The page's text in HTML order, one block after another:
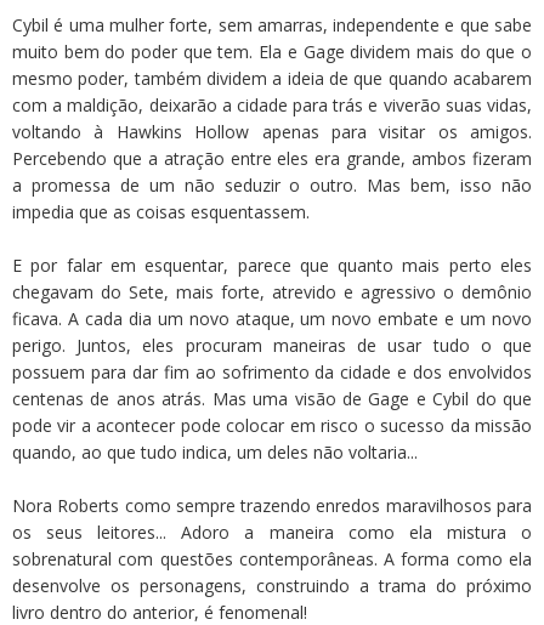
Cybil é uma mulher forte, sem amarras, independente e que sabe
muito bem do poder que tem. Ela e Gage dividem mais do que o
mesmo poder, também dividem a ideia de que quando acabarem
com a maldição, deixarão a cidade para trás e viverão suas vidas,
voltando à Hawkins Hollow apenas para visitar os amigos.
Percebendo que a atração entre eles era grande, ambos fizeram
a promessa de um não seduzir o outro. Mas bem, isso não
impedia que as coisas esquentassem.
E por falar em esquentar, parece que quanto mais perto eles
chegavam do Sete, mais forte, atrevido e agressivo o demônio
ficava. A cada dia um novo ataque, um novo embate e um novo
perigo. Juntos, eles procuram maneiras de usar tudo o que
possuem para dar fim ao sofrimento da cidade e dos envolvidos
centenas de anos atrás. Mas uma visão de Gage e Cybil do que
pode vir a acontecer pode colocar em risco o sucesso da missão
quando, ao que tudo indica, um deles não voltaria...
Nora Roberts como sempre trazendo enredos maravilhosos para
os seus leitores... Adoro a maneira como ela mistura o
sobrenatural com questões contemporâneas. A forma como ela
desenvolve os personagens, construindo a trama do próximo
livro dentro do anterior, é fenomenal!